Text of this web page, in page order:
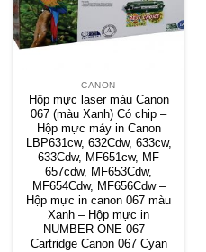
CANON
Hộp mực laser màu Canon
067 (màu Xanh) Có chip –
Hộp mực máy in Canon
LBP631cw, 632Cdw, 633cw,
633Cdw, MF651cw, MF
657cdw, MF653Cdw,
MF654Cdw, MF656Cdw –
Hộp mực in canon 067 màu
Xanh – Hộp mực in
NUMBER ONE 067 –
Cartridge Canon 067 Cyan